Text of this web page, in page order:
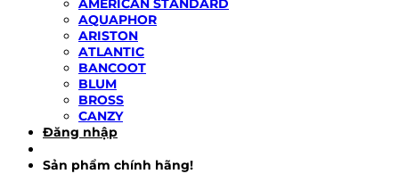
AMERICAN STANDARD
AQUAPHOR
ARISTON
ATLANTIC
BANCOOT
BLUM
BROSS
CANZY
Đăng nhập
Sản phẩm chính hãng!